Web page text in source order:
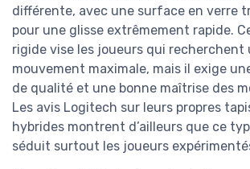
différente, avec une surface en verre
pour une glisse extrêmement rapide.
rigide vise les joueurs qui recherchent
mouvement maximale, mais il exige
de qualité et une bonne maîtrise des
Les avis Logitech sur leurs propres
hybrides montrent d’ailleurs que ce
séduit surtout les joueurs